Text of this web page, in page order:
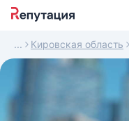
Кировская область